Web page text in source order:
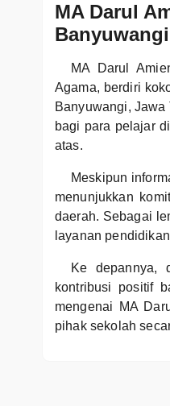
MA Darul
Banyuwangi
MA Darul
Agama, berdiri
Banyuwangi,
bagi para pelajar
atas.
Meskipun
menunjukkan
daerah. Sebagai
layanan
Ke depannya,
kontribusi positif
mengenai MA
pihak sekolah